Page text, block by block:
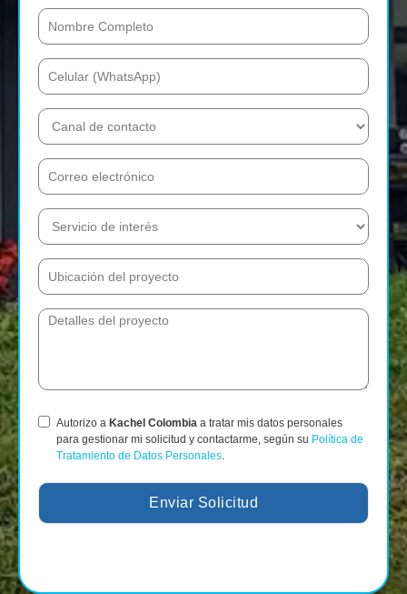
Autorizo a Kachel Colombia a tratar mis datos personales
para gestionar mi solicitud y contactarme, según su Política de
Tratamiento de Datos Personales
Enviar Solicitud